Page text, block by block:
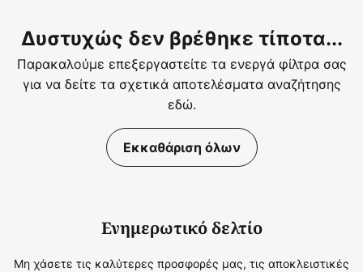
Δυστυχώς δεν βρέθηκε τίποτα...
Παρακαλούμε επεξεργαστείτε τα ενεργά φίλτρα σας
για να δείτε τα σχετικά αποτελέσματα αναζήτησης
εδώ.
Εκκαθάριση όλων
Ενημερωτικό δελτίο
Μη χάσετε τις καλύτερες προσφορές μας, τις αποκλειστικές